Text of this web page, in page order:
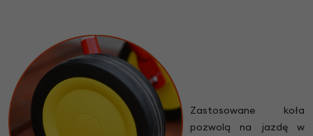
Zastosowane koła
pozwolą na jazdę w